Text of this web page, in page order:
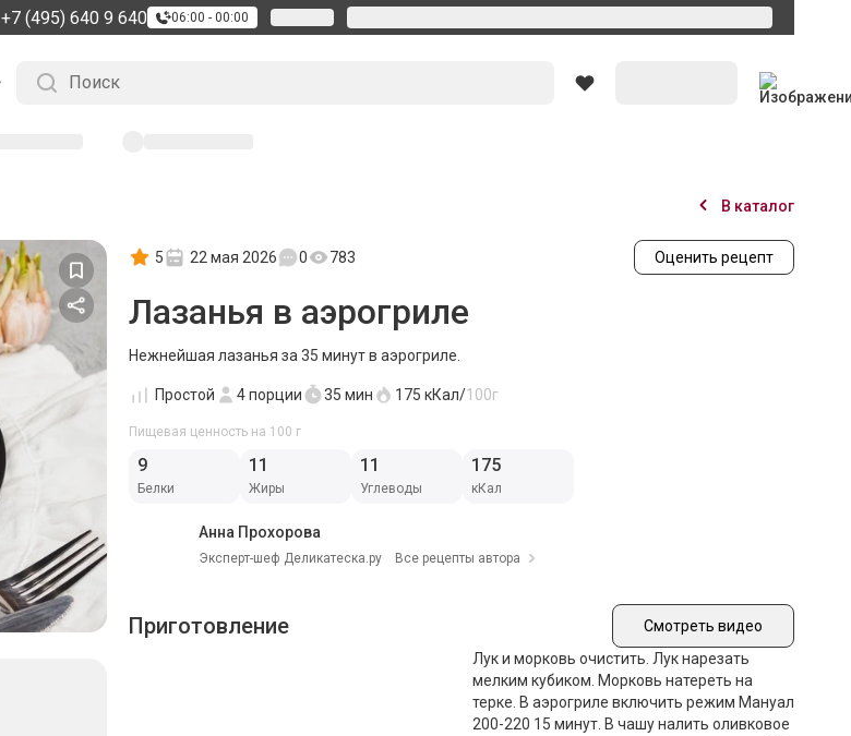
+7 (495) 640 9 640 06:00 - 00:00
В каталог
5 22 мая 2026 0 783 Оценить рецепт
Лазанья в аэрогриле
Нежнейшая лазанья за 35 минут в аэрогриле.
Простой 4порции 35 мин 175 кКал/100г
Пищевая ценность на 100 г
9
Белки
11
Жиры
11
Углеводы
175
кКал
Анна Прохорова
Эксперт-шеф Деликатеска.ру Все рецепты автора
Приготовление Смотреть видео
Лук и морковь очистить. Лук нарезать
мелким кубиком. Морковь натереть на
терке. В аэрогриле включить режим Мануал
200-220 15 минут. В чашу налить оливковое